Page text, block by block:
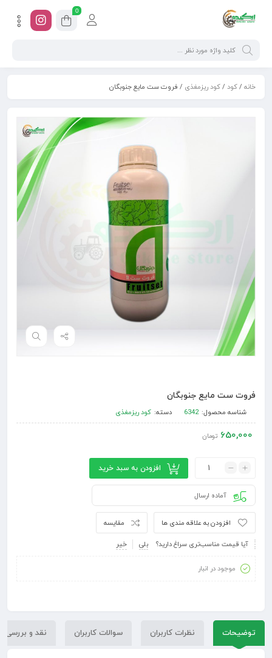
0
خانه /کود /کود ریزمغذی / فروت ست مایع جنوبگان
فروت ست مایع جنوبگان
شناسه محصول: 6342 دسته: کود ریزمغذی
650,000 تومان
افزودن به سبد خرید
آماده ارسال
مقایسه افزودن به علاقه مندی ها
آیا قیمت مناسب‌تری سراغ دارید؟ بلی خیر
موجود در انبار
توضیحات نظرات کاربران سوالات کاربران نقد و بررسی